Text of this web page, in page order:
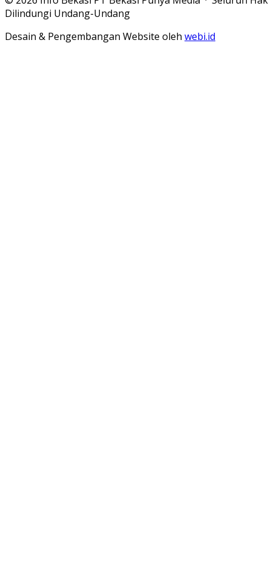
Dilindungi Undang-Undang
Desain & Pengembangan Website oleh webi.id